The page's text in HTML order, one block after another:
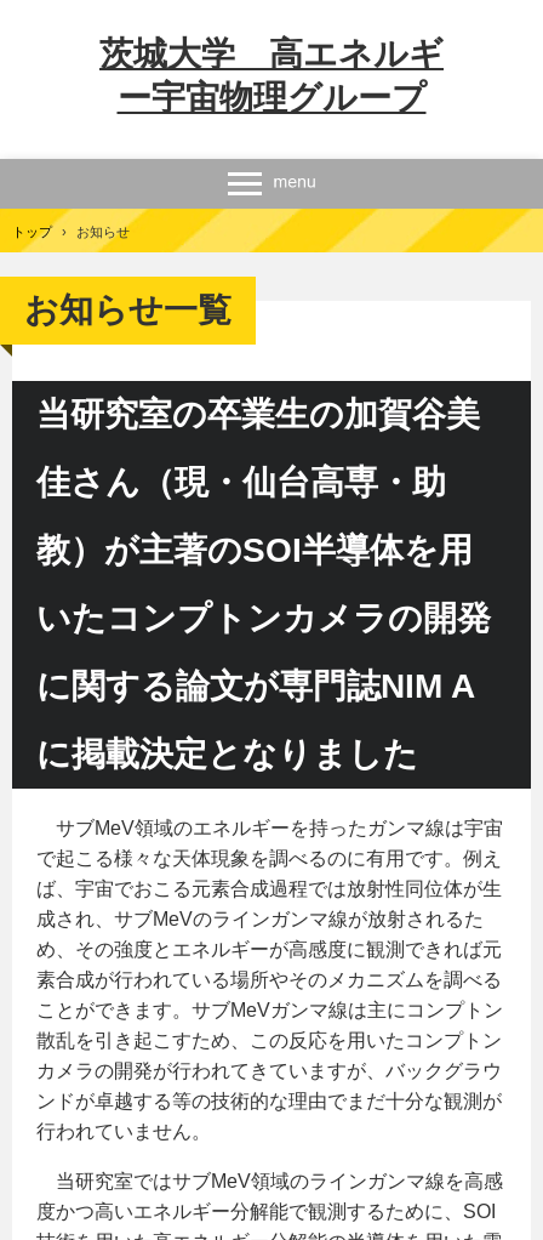
茨城大学 高エネルギ
ー宇宙物理グループ
トップ › お知らせ
お知らせ一覧
当研究室の卒業生の加賀谷美
佳さん（現・仙台高専・助
教）が主著のSOI半導体を用
いたコンプトンカメラの開発
に関する論文が専門誌NIM A
に掲載決定となりました
サブMeV領域のエネルギーを持ったガンマ線は宇宙
で起こる様々な天体現象を調べるのに有用です。例え
ば、宇宙でおこる元素合成過程では放射性同位体が生
成され、サブMeVのラインガンマ線が放射されるた
め、その強度とエネルギーが高感度に観測できれば元
素合成が行われている場所やそのメカニズムを調べる
ことができます。サブMeVガンマ線は主にコンプトン
散乱を引き起こすため、この反応を用いたコンプトン
カメラの開発が行われてきていますが、バックグラウ
ンドが卓越する等の技術的な理由でまだ十分な観測が
行われていません。
当研究室ではサブMeV領域のラインガンマ線を高感
度かつ高いエネルギー分解能で観測するために、SOI